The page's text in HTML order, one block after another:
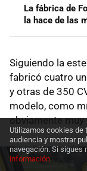
La fábrica de
la hace de las
Siguiendo la
fabricó cuatro
y otras de 350
modelo, como
obviamente muy
Utilizamos cookies de
audiencia y mostrar
navegación. Si sigues
información